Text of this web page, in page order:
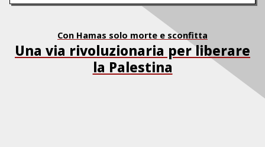
Con Hamas solo morte e sconfitta
Una via rivoluzionaria per liberare
la Palestina